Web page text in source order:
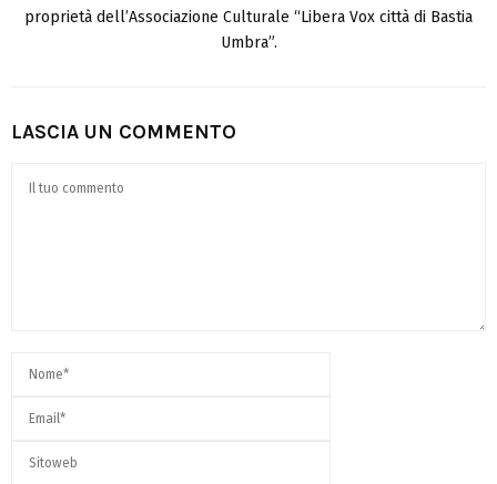
proprietà dell’Associazione Culturale “Libera Vox città di Bastia
Umbra”.
LASCIA UN COMMENTO